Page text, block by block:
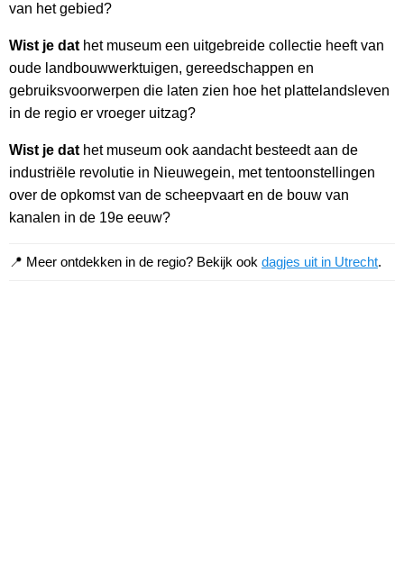
van het gebied?
Wist je dat het museum een uitgebreide collectie heeft van
oude landbouwwerktuigen, gereedschappen en
gebruiksvoorwerpen die laten zien hoe het plattelandsleven
in de regio er vroeger uitzag?
Wist je dat het museum ook aandacht besteedt aan de
industriële revolutie in Nieuwegein, met tentoonstellingen
over de opkomst van de scheepvaart en de bouw van
kanalen in de 19e eeuw?
📍 Meer ontdekken in de regio? Bekijk ook dagjes uit in Utrecht.